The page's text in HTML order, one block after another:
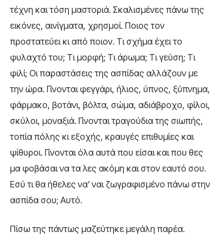
τέχνη και τόση μαστοριά. Σκαλισμένες πάνω της
εικόνες, αινίγματα, χρησμοί. Ποιος τον
προστατεύει κι από ποιον. Τι σχήμα έχει το
φυλαχτό του; Τι μορφή; Τι άρωμα; Τι γεύση; Τι
φιλί; Οι παραστάσεις της ασπίδας αλλάζουν με
την ώρα. Γίνονται φεγγάρι, ήλιος, ύπνος, ξύπνημα,
φάρμακο, βοτάνι, βόλτα, σώμα, αδιάβροχο, φίλοι,
σκύλοι, μοναξιά. Γίνονται τραγούδια της σιωπής,
τοπία πόλης κι εξοχής, κραυγές επιθυμίες και
ψίθυροι. Γίνονται όλα αυτά που είσαι και που θες
μα φοβάσαι να τα λες ακόμη και στον εαυτό σου.
Εσύ τι θα ήθελες να’ ναι ζωγραφισμένο πάνω στην
ασπίδα σου; Αυτό.
Πίσω της πάντως μαζεύτηκε μεγάλη παρέα.